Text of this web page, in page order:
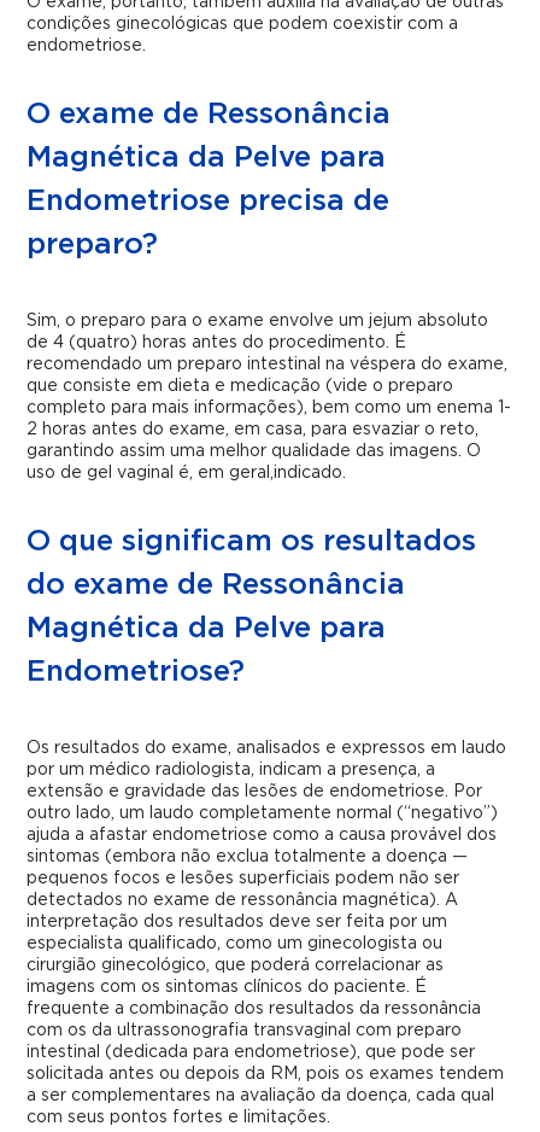
condições ginecológicas que podem coexistir com a
endometriose.
O exame de Ressonância
Magnética da Pelve para
Endometriose precisa de
preparo?
Sim, o preparo para o exame envolve um jejum absoluto
de 4 (quatro) horas antes do procedimento. É
recomendado um preparo intestinal na véspera do exame,
que consiste em dieta e medicação (vide o preparo
completo para mais informações), bem como um enema 1-
2 horas antes do exame, em casa, para esvaziar o reto,
garantindo assim uma melhor qualidade das imagens. O
uso de gel vaginal é, em geral,indicado.
O que significam os resultados
do exame de Ressonância
Magnética da Pelve para
Endometriose?
Os resultados do exame, analisados e expressos em laudo
por um médico radiologista, indicam a presença, a
extensão e gravidade das lesões de endometriose. Por
outro lado, um laudo completamente normal (“negativo”)
ajuda a afastar endometriose como a causa provável dos
sintomas (embora não exclua totalmente a doença —
pequenos focos e lesões superficiais podem não ser
detectados no exame de ressonância magnética). A
interpretação dos resultados deve ser feita por um
especialista qualificado, como um ginecologista ou
cirurgião ginecológico, que poderá correlacionar as
imagens com os sintomas clínicos do paciente. É
frequente a combinação dos resultados da ressonância
com os da ultrassonografia transvaginal com preparo
intestinal (dedicada para endometriose), que pode ser
solicitada antes ou depois da RM, pois os exames tendem
a ser complementares na avaliação da doença, cada qual
com seus pontos fortes e limitações.